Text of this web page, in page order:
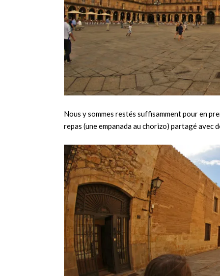
Nous y sommes restés suffisamment pour en
repas (une empanada au chorizo) partagé avec